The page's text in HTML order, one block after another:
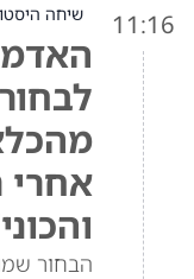
11:16 שיחה
אחרי
הבחור